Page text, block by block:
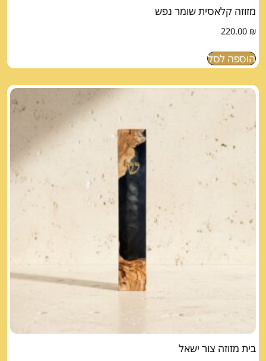
מזוזה קלאסית שומר נפש
220.00 ₪
הוספה לסל
בית מזוזה צור ישאל